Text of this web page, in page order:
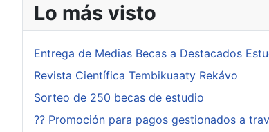
Lo más visto
Entrega de Medias Becas a Destacados
Revista Científica Tembikuaaty Rekávo
Sorteo de 250 becas de estudio
?? Promoción para pagos gestionados a